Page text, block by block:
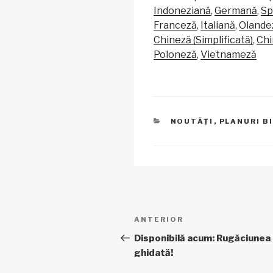
p
y
Li
n
ail c
e
b
o
at
s
A
p
Indoneziană Germană
Franceză Italiană
Chineză (Simplificată)
Poloneză Vietnameză
CATEGORII
NOUTĂȚI , PLANURI
Navigare
în
articole
Articol
anterior
ANTERIOR
Disponibilă acum: Rugăciunea
ghidată!